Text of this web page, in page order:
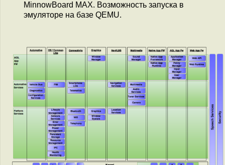
MinnowBoard MAX. Возможность запуска в
эмуляторе на базе QEMU.